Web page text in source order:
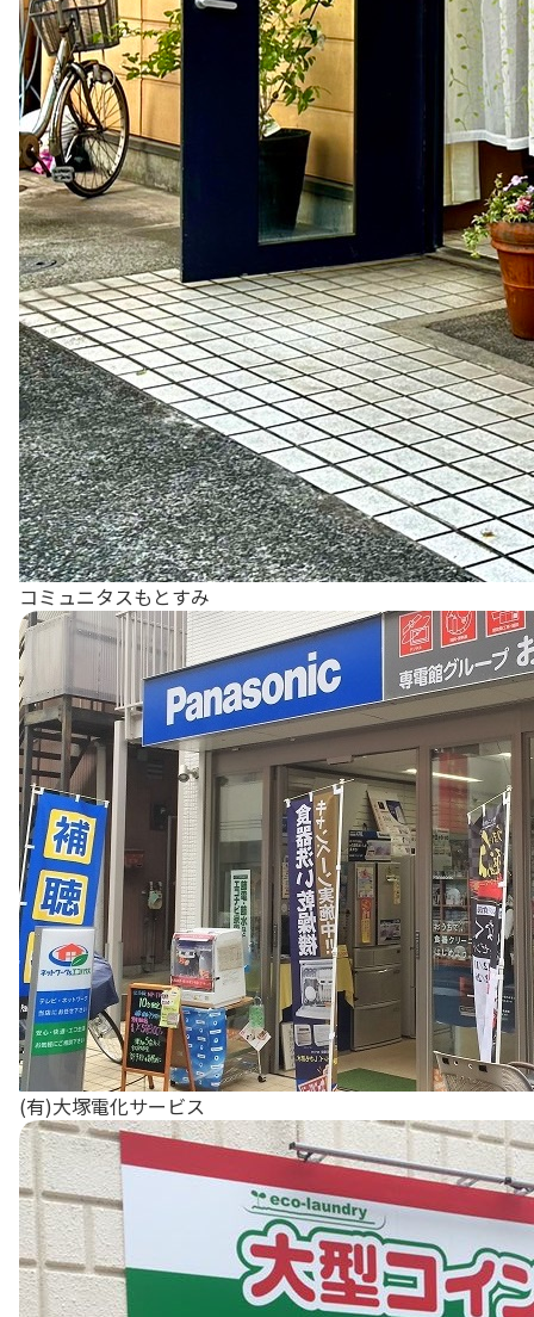
コミュニタスもとすみ
(有)大塚電化サービス